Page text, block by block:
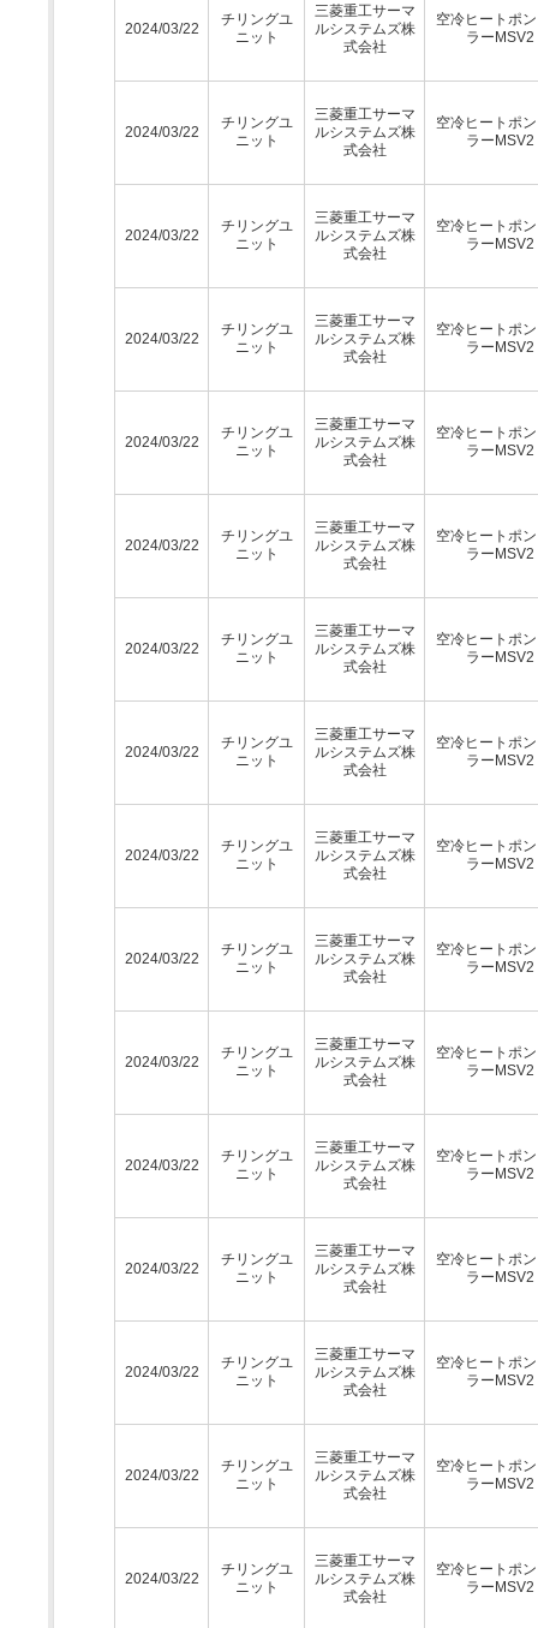
2024/03/22
チリングユ
ニット
三菱重工サーマ
ルシステムズ株
式会社
空冷ヒートポ
ラーMSV2
2024/03/22
チリングユ
ニット
三菱重工サーマ
ルシステムズ株
式会社
空冷ヒートポ
ラーMSV2
2024/03/22
チリングユ
ニット
三菱重工サーマ
ルシステムズ株
式会社
空冷ヒートポ
ラーMSV2
2024/03/22
チリングユ
ニット
三菱重工サーマ
ルシステムズ株
式会社
空冷ヒートポ
ラーMSV2
2024/03/22
チリングユ
ニット
三菱重工サーマ
ルシステムズ株
式会社
空冷ヒートポ
ラーMSV2
2024/03/22
チリングユ
ニット
三菱重工サーマ
ルシステムズ株
式会社
空冷ヒートポ
ラーMSV2
2024/03/22
チリングユ
ニット
三菱重工サーマ
ルシステムズ株
式会社
空冷ヒートポ
ラーMSV2
2024/03/22
チリングユ
ニット
三菱重工サーマ
ルシステムズ株
式会社
空冷ヒートポ
ラーMSV2
2024/03/22
チリングユ
ニット
三菱重工サーマ
ルシステムズ株
式会社
空冷ヒートポ
ラーMSV2
2024/03/22
チリングユ
ニット
三菱重工サーマ
ルシステムズ株
式会社
空冷ヒートポ
ラーMSV2
2024/03/22
チリングユ
ニット
三菱重工サーマ
ルシステムズ株
式会社
空冷ヒートポ
ラーMSV2
2024/03/22
チリングユ
ニット
三菱重工サーマ
ルシステムズ株
式会社
空冷ヒートポ
ラーMSV2
2024/03/22
チリングユ
ニット
三菱重工サーマ
ルシステムズ株
式会社
空冷ヒートポ
ラーMSV2
2024/03/22
チリングユ
ニット
三菱重工サーマ
ルシステムズ株
式会社
空冷ヒートポ
ラーMSV2
2024/03/22
チリングユ
ニット
三菱重工サーマ
ルシステムズ株
式会社
空冷ヒートポ
ラーMSV2
2024/03/22
チリングユ
ニット
三菱重工サーマ
ルシステムズ株
式会社
空冷ヒートポ
ラーMSV2